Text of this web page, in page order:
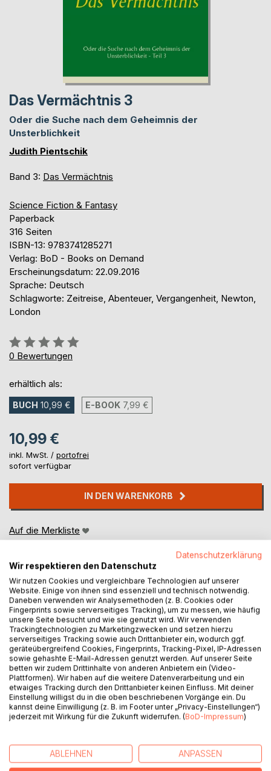
Das Vermächtnis 3
Oder die Suche nach dem Geheimnis der
Unsterblichkeit
Judith Pientschik
Band 3: Das Vermächtnis
Science Fiction & Fantasy
Paperback
316 Seiten
ISBN-13: 9783741285271
Verlag: BoD - Books on Demand
Erscheinungsdatum: 22.09.2016
Sprache: Deutsch
Schlagworte: Zeitreise, Abenteuer, Vergangenheit, Newton,
London
Bewertung::
0%
0 Bewertungen
erhältlich als:
BUCH 10,99 € E-BOOK 7,99 €
10,99 €
inkl. MwSt. / portofrei
sofort verfügbar
IN DEN WARENKORB
Auf die Merkliste
Titel bewerten
BESCHREIBUNG
Mit Katharinas und Johns Abenteuer ist es längst noch nicht
zu Ende. Schließlich stecken die beiden Geschwister
mitten im 17. Jahrhundert fest, weil ihnen die beiden Steine
abhanden gekommen sind, mit denen sie zurück in ihr
Jahrhundert kommen. Um die Rückreise antreten zu
überwunden werden.
Datenschutzerklärung
Wir respektieren den Datenschutz
Wir nutzen Cookies und vergleichbare Technologien auf unserer
Website. Einige von ihnen sind essenziell und technisch notwendig.
Daneben verwenden wir Analysemethoden (z. B. Cookies oder
Fingerprints sowie serverseitiges Tracking), um zu messen, wie häufig
unsere Seite besucht und wie sie genutzt wird. Wir verwenden
Trackingtechnologien zu Marketingzwecken und setzen hierzu
serverseitiges Tracking sowie auch Drittanbieter ein, wodurch ggf.
geräteübergreifend Cookies, Fingerprints, Tracking-Pixel, IP-Adressen
sowie gehashte E-Mail-Adressen genutzt werden. Auf unserer Seite
betten wir zudem Drittinhalte von anderen Anbietern ein (Video-
Plattformen). Wir haben auf die weitere Datenverarbeitung und ein
etwaiges Tracking durch den Drittanbieter keinen Einfluss. Mit deiner
Einstellung willigst du in die oben beschriebenen Vorgänge ein. Du
kannst deine Einwilligung (z. B. im Footer unter „Privacy-Einstellungen“)
jederzeit mit Wirkung für die Zukunft widerrufen. (BoD-Impressum)
ABLEHNEN ANPASSEN